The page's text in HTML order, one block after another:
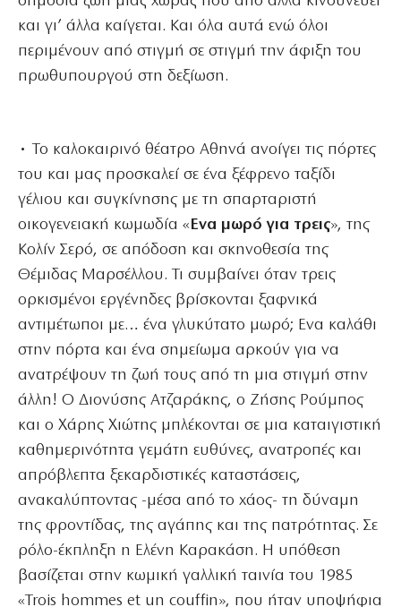
και γι’ άλλα καίγεται. Και όλα αυτά ενώ όλοι
περιμένουν από στιγμή σε στιγμή την άφιξη του
πρωθυπουργού στη δεξίωση.
• Το καλοκαιρινό θέατρο Αθηνά ανοίγει τις πόρτες
του και μας προσκαλεί σε ένα ξέφρενο ταξίδι
γέλιου και συγκίνησης με τη σπαρταριστή
οικογενειακή κωμωδία « Ενα μωρό για τρεις», της
Κολίν Σερό, σε απόδοση και σκηνοθεσία της
Θέμιδας Μαρσέλλου. Τι συμβαίνει όταν τρεις
ορκισμένοι εργένηδες βρίσκονται ξαφνικά
αντιμέτωποι με… ένα γλυκύτατο μωρό; Ενα καλάθι
στην πόρτα και ένα σημείωμα αρκούν για να
ανατρέψουν τη ζωή τους από τη μια στιγμή στην
άλλη! Ο Διονύσης Ατζαράκης, ο Ζήσης Ρούμπος
και ο Χάρης Χιώτης μπλέκονται σε μια καταιγιστική
καθημερινότητα γεμάτη ευθύνες, ανατροπές και
απρόβλεπτα ξεκαρδιστικές καταστάσεις,
ανακαλύπτοντας -μέσα από το χάος- τη δύναμη
της φροντίδας, της αγάπης και της πατρότητας. Σε
ρόλο-έκπληξη η Ελένη Καρακάση. Η υπόθεση
βασίζεται στην κωμική γαλλική ταινία του 1985
«Trois hommes et un couffin», που ήταν υποψήφια